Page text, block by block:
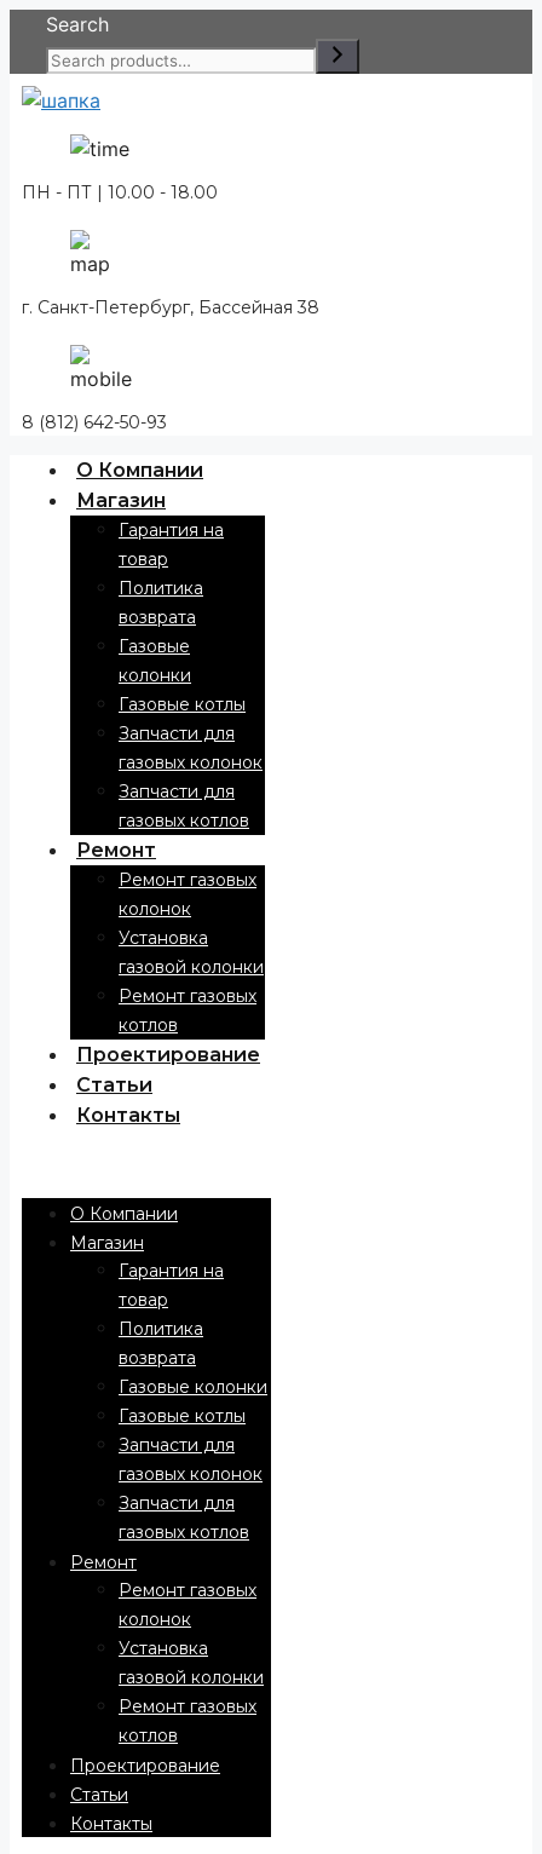
Перейти
содержимому
Search
ПН - ПТ | 10.00 - 18.00
г. Санкт-Петербург, Бассейная 38
8 (812) 642-50-93
О Компании
Магазин
Гарантия на
товар
Политика
возврата
Газовые
колонки
Газовые котлы
Запчасти для
газовых колонок
Запчасти для
газовых котлов
Ремонт
Ремонт газовых
колонок
Установка
газовой колонки
Ремонт газовых
котлов
Проектирование
Статьи
Контакты
О Компании
Магазин
Гарантия на
товар
Политика
возврата
Газовые колонки
Газовые котлы
Запчасти для
газовых колонок
Запчасти для
газовых котлов
Ремонт
Ремонт газовых
колонок
Установка
газовой колонки
Ремонт газовых
котлов
Проектирование
Статьи
Контакты